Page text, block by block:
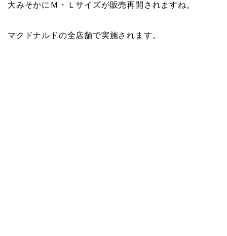
大みそかにＭ・Ｌサイズが販売再開されますね。
マクドナルドの全店舗で実施されます。